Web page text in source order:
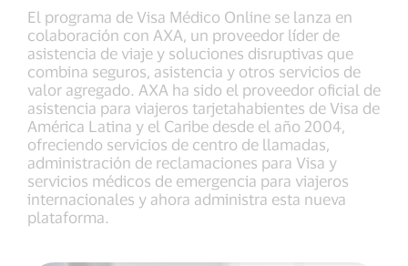
El programa de Visa Médico Online se lanza en
colaboración con AXA, un proveedor líder de
asistencia de viaje y soluciones disruptivas que
combina seguros, asistencia y otros servicios de
valor agregado. AXA ha sido el proveedor oficial de
asistencia para viajeros tarjetahabientes de Visa de
América Latina y el Caribe desde el año 2004,
ofreciendo servicios de centro de llamadas,
administración de reclamaciones para Visa y
servicios médicos de emergencia para viajeros
internacionales y ahora administra esta nueva
plataforma.